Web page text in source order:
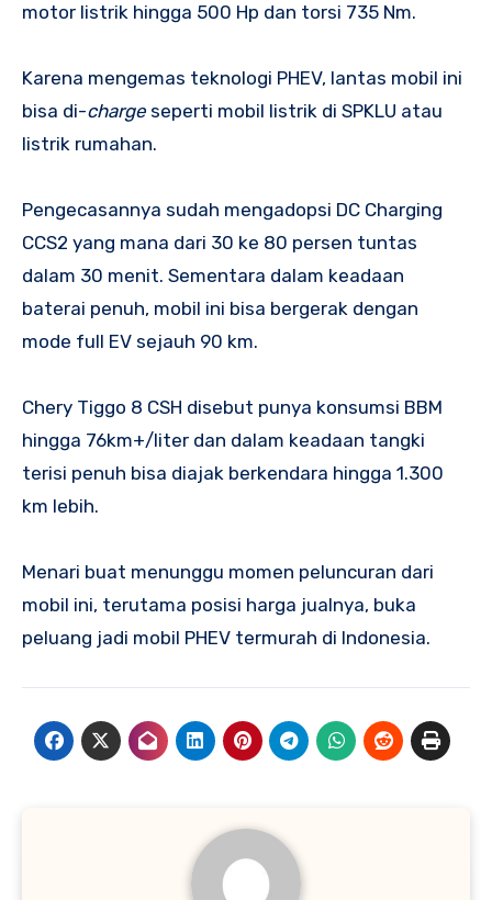
motor listrik hingga 500 Hp dan torsi 735 Nm.
Karena mengemas teknologi PHEV, lantas mobil ini
bisa di-charge seperti mobil listrik di SPKLU atau
listrik rumahan.
Pengecasannya sudah mengadopsi DC Charging
CCS2 yang mana dari 30 ke 80 persen tuntas
dalam 30 menit. Sementara dalam keadaan
baterai penuh, mobil ini bisa bergerak dengan
mode full EV sejauh 90 km.
Chery Tiggo 8 CSH disebut punya konsumsi BBM
hingga 76km+/liter dan dalam keadaan tangki
terisi penuh bisa diajak berkendara hingga 1.300
km lebih.
Menari buat menunggu momen peluncuran dari
mobil ini, terutama posisi harga jualnya, buka
peluang jadi mobil PHEV termurah di Indonesia.